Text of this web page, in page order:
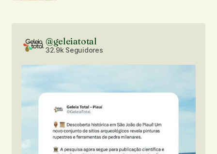
@geleiatotal
32.9k Seguidores